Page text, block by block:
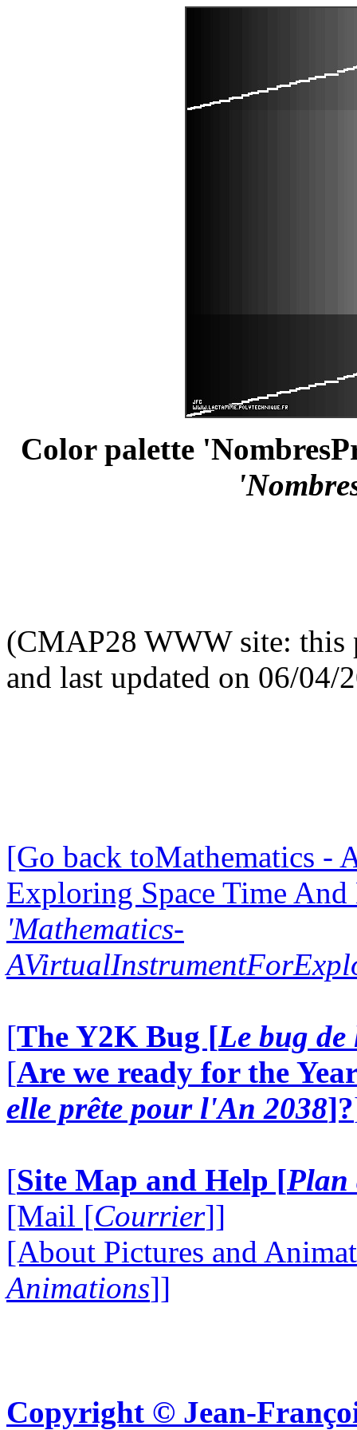
Color palette
(CMAP28 WWW site: this
and last updated on 06/04/
[Go back toMathematics -
Exploring Space Time
'Mathematics-
[The Y2K Bug [Le bug
[Are we ready for the
elle prête pour l'An 2038]?
[Site Map and Help [Plan
[Mail [Courrier]]
[About Pictures and
Animations]]
Copyright © Jean-